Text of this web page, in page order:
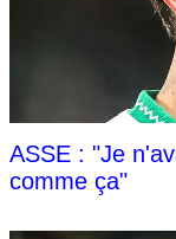
ASSE : "Je
comme ça"